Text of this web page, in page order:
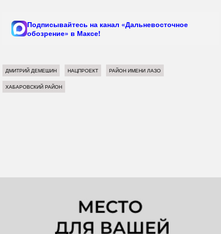
Подписывайтесь на канал «Дальневосточное
обозрение» в Максе!
ДМИТРИЙ ДЕМЕШИН НАЦПРОЕКТ РАЙОН ИМЕНИ ЛАЗО
ХАБАРОВСКИЙ РАЙОН